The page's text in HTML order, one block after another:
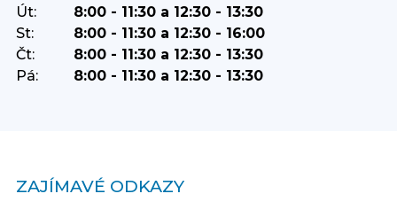
Út:
8:00 - 11:30 a 12:30 - 13:30
St:
8:00 - 11:30 a 12:30 - 16:00
Čt:
8:00 - 11:30 a 12:30 - 13:30
Pá:
8:00 - 11:30 a 12:30 - 13:30
ZAJÍMAVÉ ODKAZY